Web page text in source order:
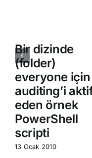
Bir dizinde
(folder)
everyone için
auditing’i
eden örnek
PowerShell
scripti
13 Ocak 2010